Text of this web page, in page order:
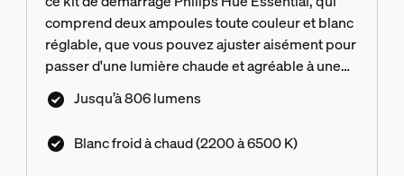
comprend deux ampoules toute couleur et blanc
réglable, que vous pouvez ajuster aisément pour
passer d'une lumière chaude et agréable à une
lumière blanche et froide. Créez l'ambiance
parfaite avec une gradation fluide, des millions de
lumière conçus par nos experts, ou
Jusqu’à 806 lumens
Blanc froid à chaud (2200 à 6500 K)